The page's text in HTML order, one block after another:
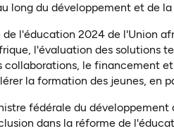
long du développement et de
de l'éducation 2024 de l'Union
l'évaluation des solutions
collaborations, le financement
la formation des jeunes, en
fédérale du
dans la réforme de